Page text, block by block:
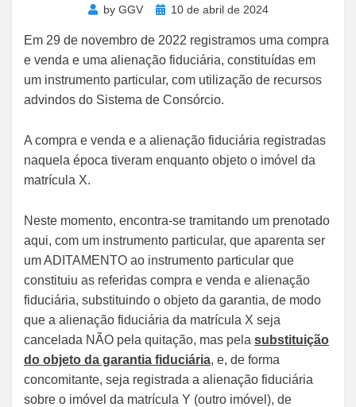
by GGV
Posted10 de abril de 2024
Em 29 de novembro de 2022 registramos uma compra
e venda e uma alienação fiduciária, constituídas em
um instrumento particular, com utilização de recursos
advindos do Sistema de Consórcio.
A compra e venda e a alienação fiduciária registradas
naquela época tiveram enquanto objeto o imóvel da
matrícula X.
Neste momento, encontra-se tramitando um prenotado
aqui, com um instrumento particular, que aparenta ser
um ADITAMENTO ao instrumento particular que
constituiu as referidas compra e venda e alienação
fiduciária, substituindo o objeto da garantia, de modo
que a alienação fiduciária da matrícula X seja
cancelada NÃO pela quitação, mas pela substituição
do objeto da garantia fiduciária, e, de forma
concomitante, seja registrada a alienação fiduciária
sobre o imóvel da matrícula Y (outro imóvel), de